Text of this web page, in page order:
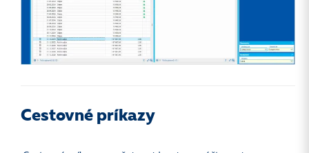
Cestovné príkazy